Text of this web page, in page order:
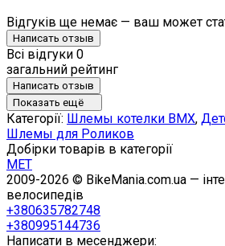
Відгуків ще немає — ваш может
Написать отзыв
Всі відгуки 0
загальний рейтинг
Написать отзыв
Показать ещё
Категорії: Шлемы котелки BMX,
Шлемы для Роликов
Добірки товарів в категорії
MET
2009-2026 © BikeMania.com.ua —
велосипедів
+380635782748
+380995144736
Написати в месенджери: